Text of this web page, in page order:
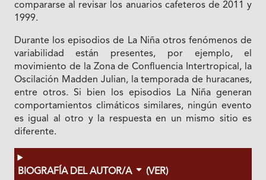
compararse al revisar los anuarios cafeteros de 2011 y
1999.
Durante los episodios de La Niña otros fenómenos de
variabilidad están presentes, por ejemplo, el
movimiento de la Zona de Confluencia Intertropical, la
Oscilación Madden Julian, la temporada de huracanes,
entre otros. Si bien los episodios La Niña generan
comportamientos climáticos similares, ningún evento
es igual al otro y la respuesta en un mismo sitio es
diferente.
BIOGRAFÍA DEL AUTOR/A (VER)